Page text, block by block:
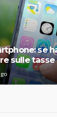
se
sulle tasse